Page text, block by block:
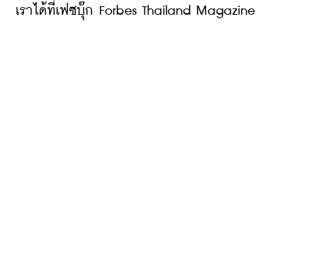
เราได้ที่เฟซบุ๊ก Forbes Thailand Magazine